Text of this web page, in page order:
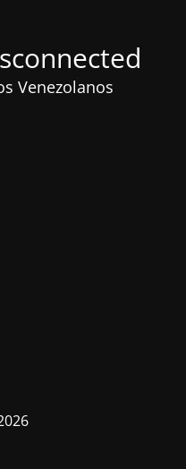
Venezolanos